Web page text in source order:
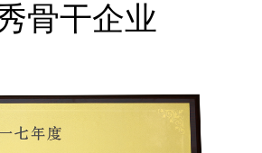
骨干企业